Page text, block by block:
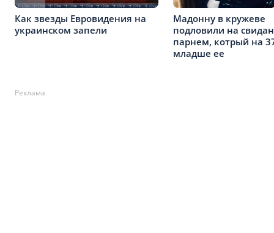
Как звезды Евровидения на
украинском запели
Мадонну в кружеве
подловили на
парнем, котрый на
младше ее
Реклама